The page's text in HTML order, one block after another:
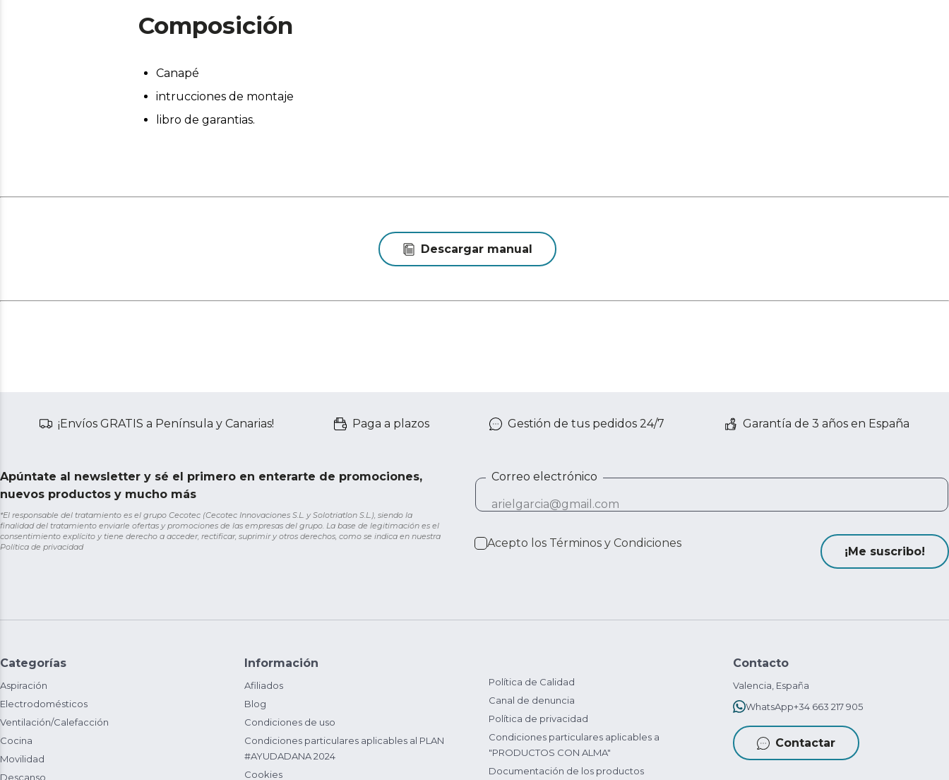
Composición
Canapé
intrucciones de montaje
libro de garantias.
Descargar manual
¡Envíos GRATIS a Península y Canarias! Paga a plazos Gestión de tus pedidos 24/7 Garantía de 3 años en España
Apúntate al newsletter y sé el primero en enterarte de promociones,
nuevos productos y mucho más
*El responsable del tratamiento es el grupo Cecotec (Cecotec Innovaciones S.L. y Solotriatlon S.L.), siendo la
finalidad del tratamiento enviarle ofertas y promociones de las empresas del grupo. La base de legitimación es el
consentimiento explícito y tiene derecho a acceder, rectificar, suprimir y otros derechos, como se indica en nuestra
Política de privacidad
Correo electrónico
Acepto los Términos y Condiciones
¡Me suscribo!
Categorías
Aspiración
Electrodomésticos
Ventilación/Calefacción
Cocina
Movilidad
Descanso
Información
Afiliados
Blog
Condiciones de uso
Condiciones particulares aplicables al PLAN
#AYUDADANA 2024
Cookies
Política de Calidad
Canal de denuncia
Política de privacidad
Condiciones particulares aplicables a
"PRODUCTOS CON ALMA"
Documentación de los productos
Contacto
Valencia, España
WhatsApp+34 663 217 905
Contactar